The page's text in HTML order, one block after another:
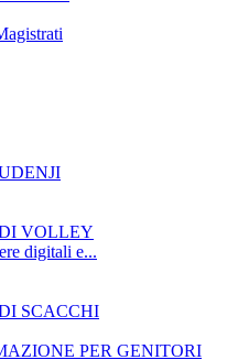
VOLLEY
digitali e...
SCACCHI
PER GENITORI